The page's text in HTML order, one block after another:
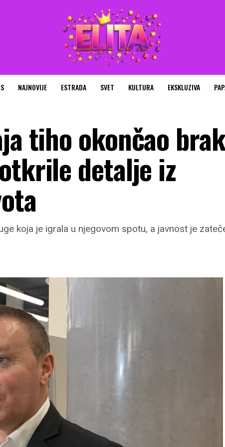
NAJNOVIJE ESTRADA SVET KULTURA EKSKLUZIVA
tiho okončao
detalje iz
koja je igrala u njegovom spotu, a javnost je